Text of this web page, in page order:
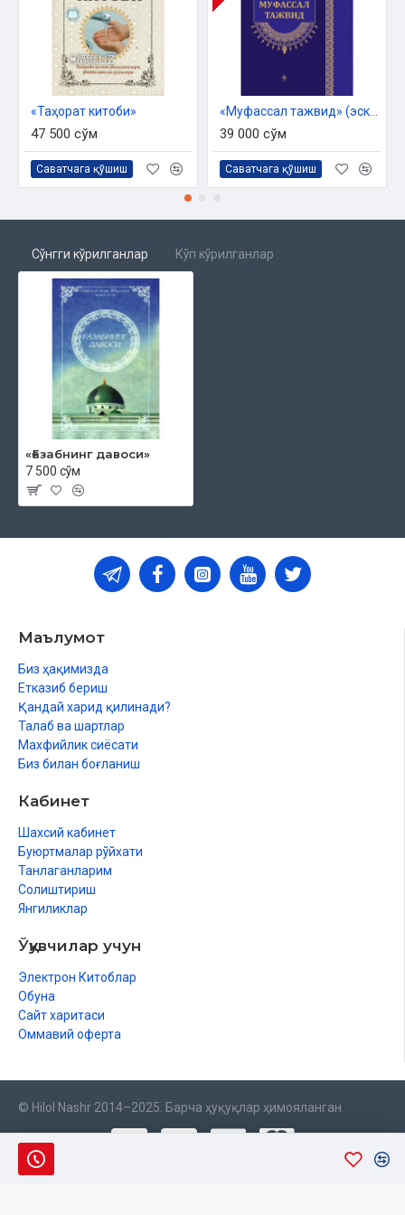
«Таҳорат китоби»
47 500 сўм
Саватчага қўшиш
39 000 сўм
Саватчага қўшиш
Сўнгги кўрилганлар Кўп кўрилганлар
«Ғазабнинг давоси»
7 500 сўм
Маълумот
Биз ҳақимизда
Етказиб бериш
Қандай харид қилинади?
Талаб ва шартлар
Махфийлик сиёсати
Биз билан боғланиш
Кабинет
Шахсий кабинет
Буюртмалар рўйхати
Танлаганларим
Солиштириш
Янгиликлар
Ўқувчилар учун
Электрон Китоблар
Обуна
Сайт харитаси
Оммавий оферта
© Hilol Nashr 2014–2025. Барча ҳуқуқлар ҳимояланган